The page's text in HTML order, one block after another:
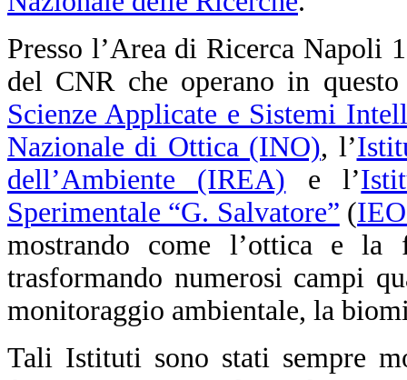
Presso l’Area di Ricerca
del CNR che operano in
Scienze Applicate e Sistemi
Nazionale di Ottica (INO), l’
dell’Ambiente (IREA) e l’
Sperimentale “G. Salvatore” (
mostrando come l’ottica e la
trasformando numerosi campi
monitoraggio ambientale, la
Tali Istituti sono stati sempre